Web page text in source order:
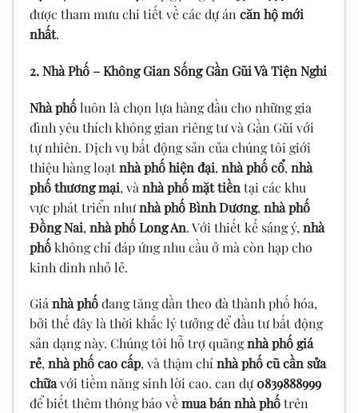
được tham mưu chi tiết về các dự án căn hộ mới
nhất.
2. Nhà Phố – Không Gian Sống Gần Gũi Và Tiện Nghi
Nhà phốluôn là chọn lựa hàng đầu cho những gia
đình yêu thích không gian riêng tư và Gần Gũi với
tự nhiên. Dịch vụ bất động sản của chúng tôi giới
thiệu hàng loạtnhà phố hiện đại, nhà phố cổ, nhà
phố thương mại, và nhà phố mặt tiền tại các khu
vực phát triển nhưnhà phố Bình Dương, nhà phố
Đồng Nai, nhà phố Long An. Với thiết kế sáng ý, nhà
phốkhông chỉ đáp ứng nhu cầu ở mà còn hạp cho
kinh dinh nhỏ lẻ.
Giánhà phốđang tăng dần theo đà thành phố hóa,
bởi thế đây là thời khắc lý tưởng để đầu tư bất động
sản dạng này. Chúng tôi hỗ trợ quãngnhà phố giá
rẻ,nhà phố cao cấp, và thậm chínhà phố cũ cần sửa
chữavới tiềm năng sinh lời cao. can dự0839888999
để biết thêm thông báo vềmua bán nhà phốtrên